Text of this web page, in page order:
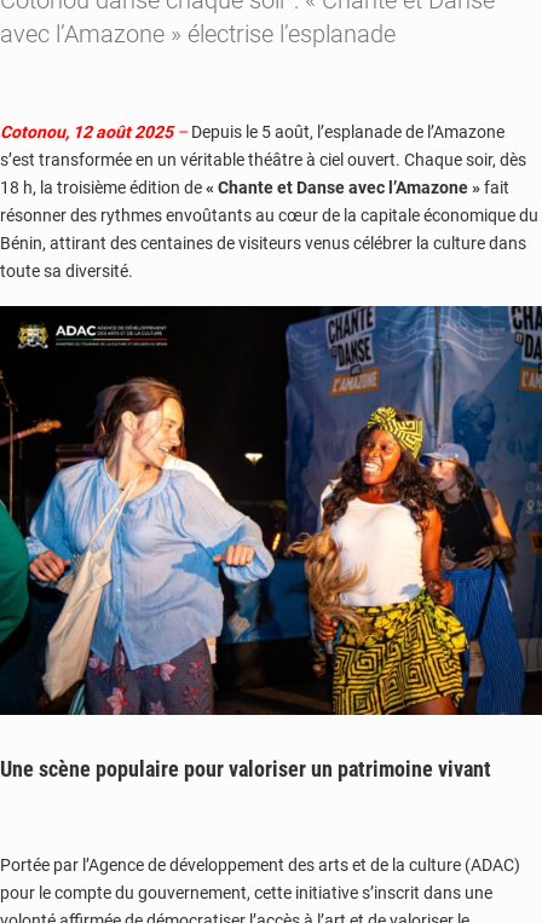
avec l’Amazone » électrise l’esplanade
Cotonou, 12 août 2025–Depuis le 5 août, l’esplanade de l’Amazone
s’est transformée en un véritable théâtre à ciel ouvert. Chaque soir, dès
18 h, la troisième édition de« Chante et Danse avec l’Amazone »fait
résonner des rythmes envoûtants au cœur de la capitale économique du
Bénin, attirant des centaines de visiteurs venus célébrer la culture dans
toute sa diversité.
Une scène populaire pour valoriser un patrimoine vivant
Portée par l’Agence de développement des arts et de la culture (ADAC)
pour le compte du gouvernement, cette initiative s’inscrit dans une